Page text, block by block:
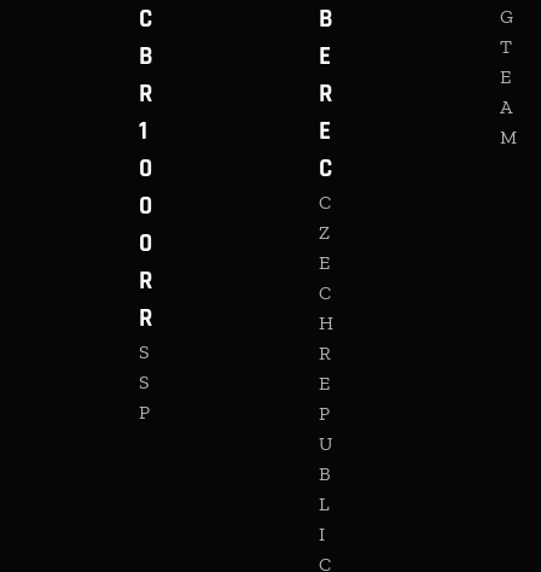
C
B
R
1
0
0
0
R
R
S
S
P
B
E
R
E
C
C
Z
E
C
H
R
E
P
U
B
L
I
C
G
T
E
A
M